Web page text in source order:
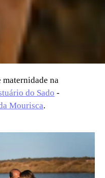
maternidade na
do Sado -
Mourisca.